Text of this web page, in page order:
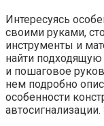
Интересуясь
своими руками,
инструменты и
найти
и пошаговое
нем подробно
особенности